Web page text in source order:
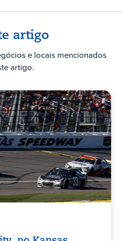
artigo
e locais mencionados
artigo.